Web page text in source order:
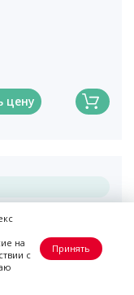
цену
на
с
Принять